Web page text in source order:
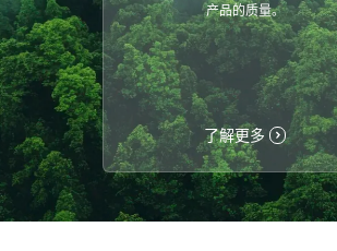
产品的质量。
了解更多